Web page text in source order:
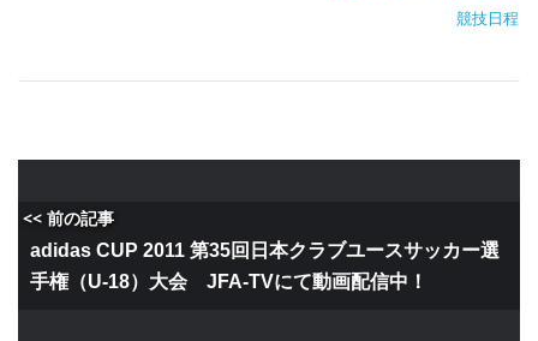
競技日程
<< 前の記事
adidas CUP 2011 第35回日本クラブユースサッカー選
手権（U-18）大会 JFA-TVにて動画配信中！